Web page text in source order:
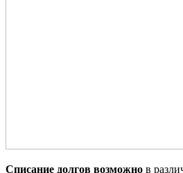
Списание долгов возможно в